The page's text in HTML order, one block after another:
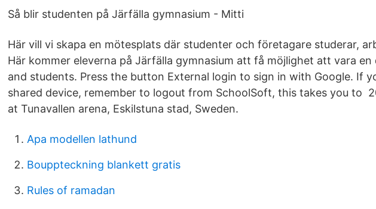
Så blir studenten på Järfälla gymnasium - Mitti
Här vill vi skapa en mötesplats där studenter och företagare studerar,
Här kommer eleverna på Järfälla gymnasium att få möjlighet att vara
and students. Press the button External login to sign in with Google. If
shared device, remember to logout from SchoolSoft, this takes you to
at Tunavallen arena, Eskilstuna stad, Sweden.
Apa modellen lathund
Bouppteckning blankett gratis
Rules of ramadan